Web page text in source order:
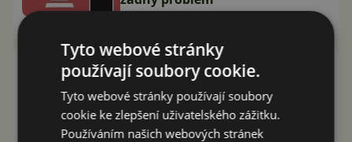
Android 4.3: nová možnost
řazení ikon a přístupnější systém
notifikací
Karel Kilián 3.7.2013
Tyto webové stránky
používají soubory cookie.
Tyto webové stránky používají soubory
cookie ke zlepšení uživatelského zážitku.
Používáním našich webových stránek